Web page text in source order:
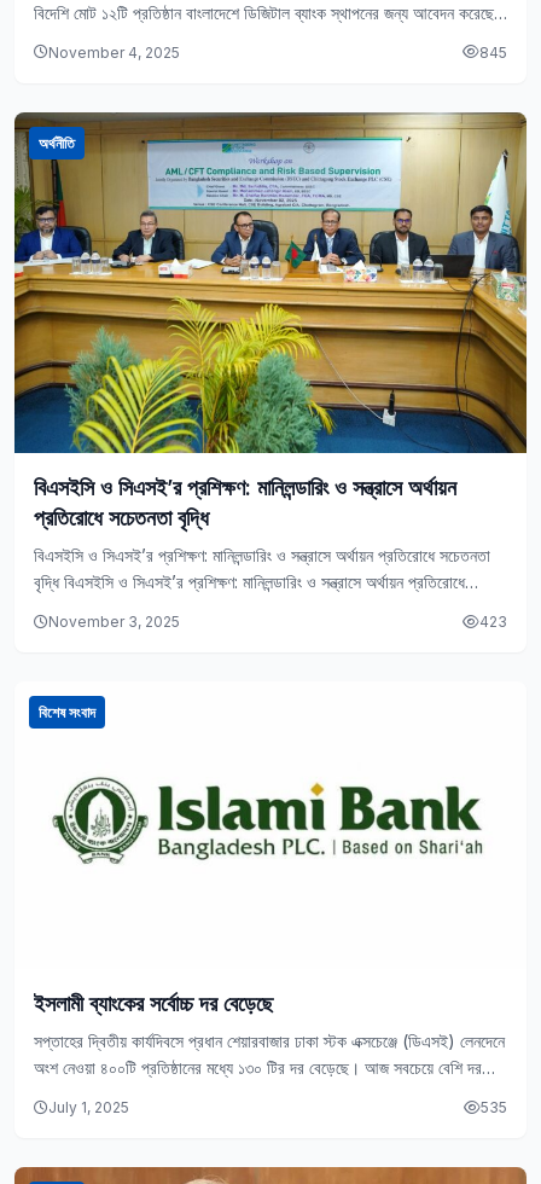
বিদেশি মোট ১২টি প্রতিষ্ঠান বাংলাদেশে ডিজিটাল ব্যাংক স্থাপনের জন্য আবেদন করেছে।
November 4, 2025 845
অর্থনীতি
বিএসইসি ও সিএসই’র প্রশিক্ষণ: মানিলন্ডারিং ও সন্ত্রাসে অর্থায়ন
প্রতিরোধে সচেতনতা বৃদ্ধি
বিএসইসি ও সিএসই’র প্রশিক্ষণ: মানিলন্ডারিং ও সন্ত্রাসে অর্থায়ন প্রতিরোধে সচেতনতা
বৃদ্ধি বিএসইসি ও সিএসই’র প্রশিক্ষণ: মানিলন্ডারিং ও সন্ত্রাসে অর্থায়ন প্রতিরোধে
November 3, 2025 423
বিশেষ সংবাদ
ইসলামী ব্যাংকের সর্বোচ্চ দর বেড়েছে
সপ্তাহের দ্বিতীয় কার্যদিবসে প্রধান শেয়ারবাজার ঢাকা স্টক এক্সচেঞ্জে (ডিএসই) লেনদেনে
অংশ নেওয়া ৪০০টি প্রতিষ্ঠানের মধ্যে ১৩০ টির দর বেড়েছে। আজ সবচেয়ে বেশি দর
July 1, 2025 535